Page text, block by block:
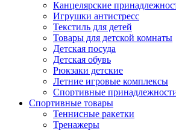
Канцелярские
Игрушки антистресс
Текстиль для детей
Товары для детской комнаты
Детская посуда
Детская обувь
Рюкзаки детские
Летние игровые комплексы
Спортивные
Спортивные товары
Теннисные ракетки
Тренажеры